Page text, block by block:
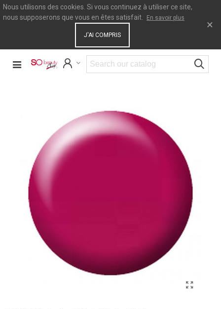
Nous utilisons des cookies. Si vous continuez à utiliser ce site,
nous supposerons que vous en êtes satisfait.
En savoir plus
J'AI COMPRIS
×